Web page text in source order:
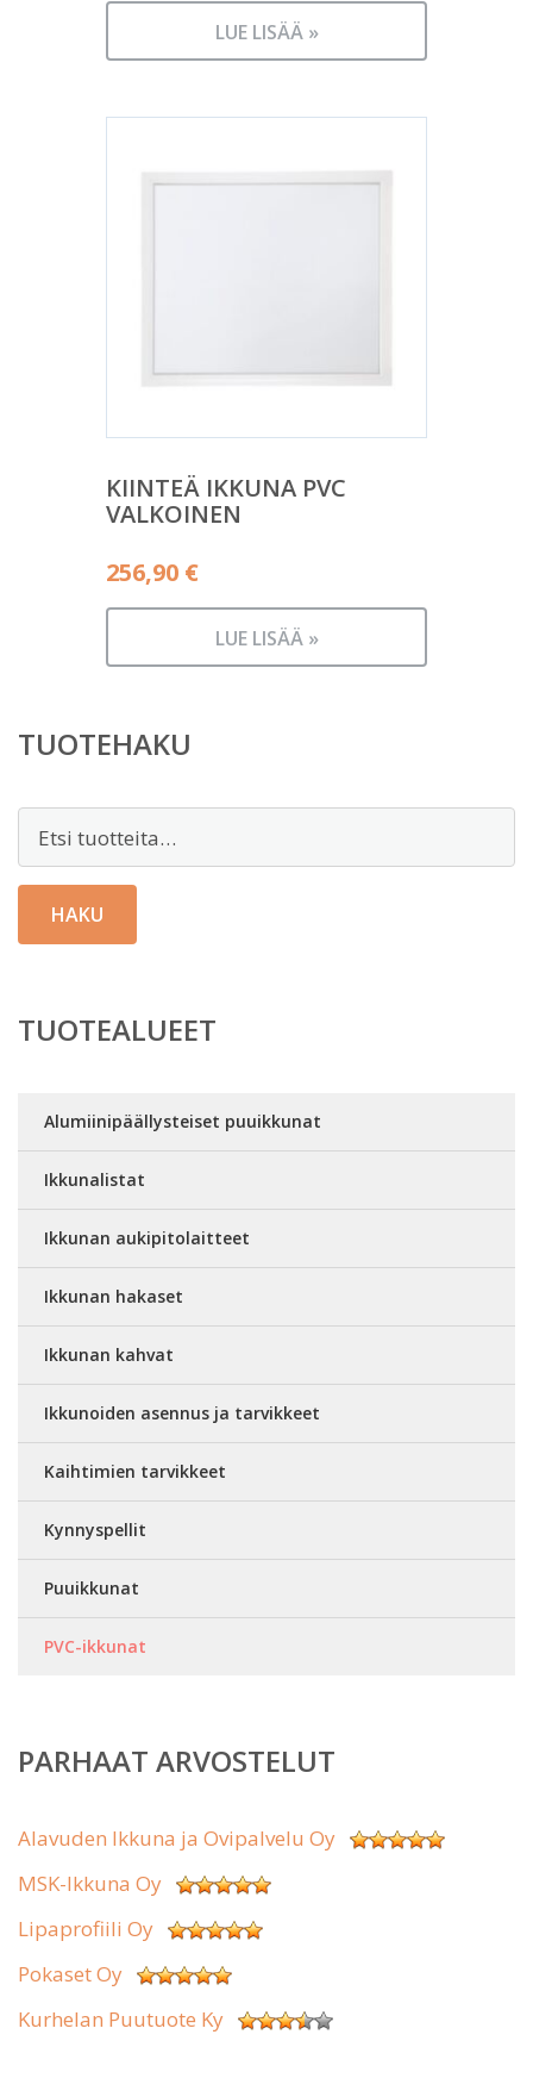
LUE LISÄÄ »
KIINTEÄ IKKUNA PVC
VALKOINEN
256,90 €
LUE LISÄÄ »
TUOTEHAKU
HAKU
TUOTEALUEET
Alumiinipäällysteiset puuikkunat
Ikkunalistat
Ikkunan aukipitolaitteet
Ikkunan hakaset
Ikkunan kahvat
Ikkunoiden asennus ja tarvikkeet
Kaihtimien tarvikkeet
Kynnyspellit
Puuikkunat
PVC-ikkunat
PARHAAT ARVOSTELUT
Alavuden Ikkuna ja Ovipalvelu Oy
MSK-Ikkuna Oy
Lipaprofiili Oy
Pokaset Oy
Kurhelan Puutuote Ky